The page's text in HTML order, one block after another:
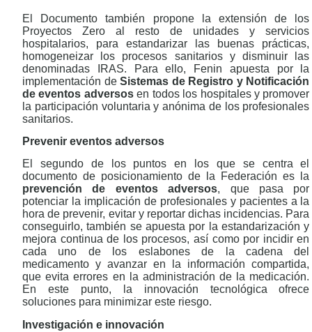
El Documento también propone la extensión de los
Proyectos Zero al resto de unidades y servicios
hospitalarios, para estandarizar las buenas prácticas,
homogeneizar los procesos sanitarios y disminuir las
denominadas IRAS. Para ello, Fenin apuesta por la
implementación deSistemas de Registro y Notificación
de eventos adversosen todos los hospitales y promover
la participación voluntaria y anónima de los profesionales
sanitarios.
Prevenir eventos adversos
El segundo de los puntos en los que se centra el
documento de posicionamiento de la Federación es la
prevención de eventos adversos, que pasa por
potenciar la implicación de profesionales y pacientes a la
hora de prevenir, evitar y reportar dichas incidencias. Para
conseguirlo, también se apuesta por la estandarización y
mejora continua de los procesos, así como por incidir en
cada uno de los eslabones de la cadena del
medicamento y avanzar en la información compartida,
que evita errores en la administración de la medicación.
En este punto, la innovación tecnológica ofrece
soluciones para minimizar este riesgo.
Investigación e innovación